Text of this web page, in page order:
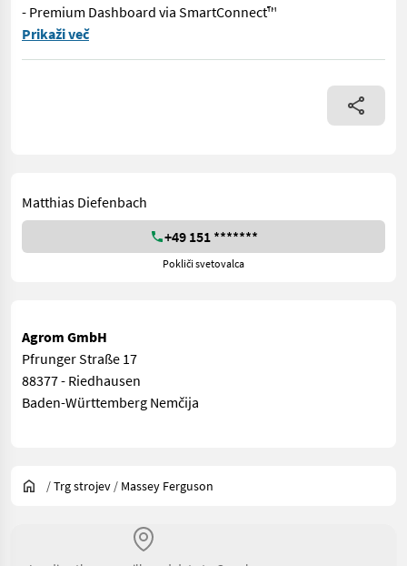
- Premium Dashboard via SmartConnect™
Vorführmaschine IDEAL 8PL zum Sonderpreis!!! Sofort
Prikaži več
Matthias Diefenbach
+49 151 *******
Pokliči svetovalca
Agrom GmbH
Pfrunger Straße 17
88377 - Riedhausen
Baden-Württemberg Nemčija
/Trg strojev / Massey Ferguson